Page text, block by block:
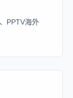
PPTV海外